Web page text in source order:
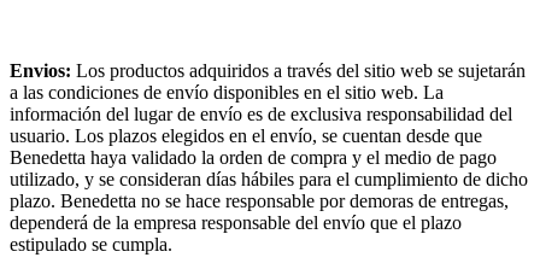
Envios: Los productos adquiridos a través del sitio web se sujetarán
a las condiciones de envío disponibles en el sitio web. La
información del lugar de envío es de exclusiva responsabilidad del
usuario. Los plazos elegidos en el envío, se cuentan desde que
Benedetta haya validado la orden de compra y el medio de pago
utilizado, y se consideran días hábiles para el cumplimiento de dicho
plazo. Benedetta no se hace responsable por demoras de entregas,
dependerá de la empresa responsable del envío que el plazo
estipulado se cumpla.